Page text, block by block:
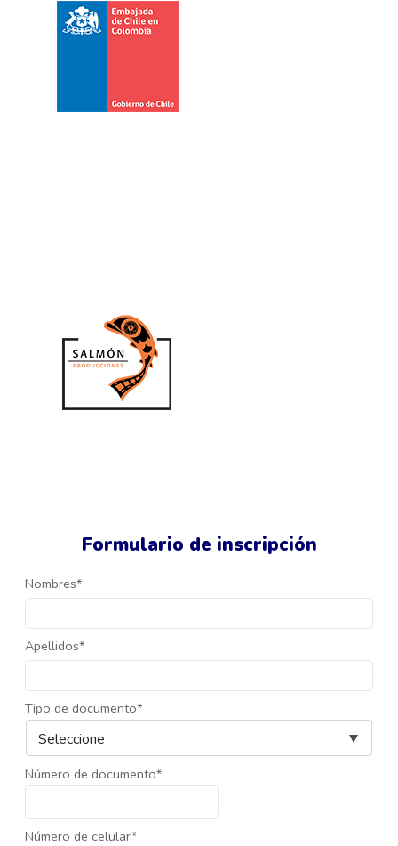
Formulario de inscripción
Nombres*
Apellidos*
Tipo de documento*
Número de documento*
Número de celular*